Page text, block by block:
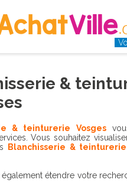
&
& teinturerie Vosges
Vous souhaitez
Blanchisserie & teinturerie
étendre votre